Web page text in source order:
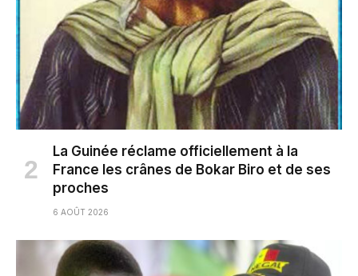
La Guinée réclame officiellement à la
France les crânes de Bokar Biro et de ses
proches
6 AOÛT 2026